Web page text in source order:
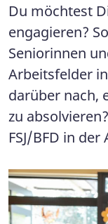
Du möchtest
engagieren?
Seniorinnen
Arbeitsfelder
darüber nach,
zu
FSJ/BFD in